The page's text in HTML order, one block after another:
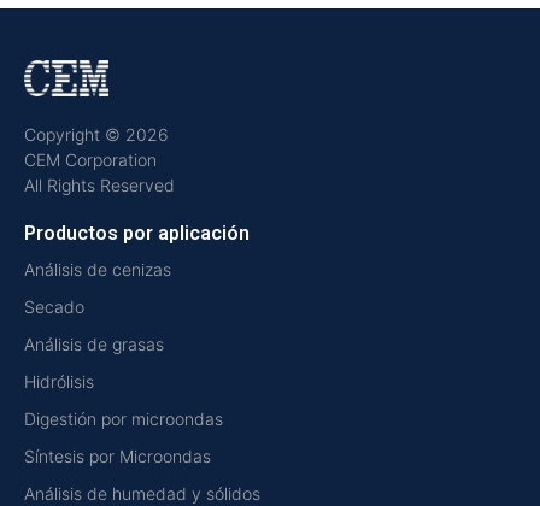
Copyright © 2026
CEM Corporation
All Rights Reserved
Productos por aplicación
Análisis de cenizas
Secado
Análisis de grasas
Hidrólisis
Digestión por microondas
Síntesis por Microondas
Análisis de humedad y sólidos